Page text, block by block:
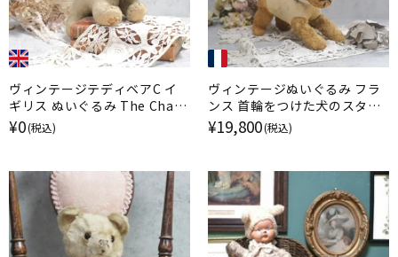
ヴィンテージテディベアC イ
ギリス ぬいぐるみ The Chad
Valley Company
¥0(税込)
ヴィンテージぬいぐるみ フラ
ンス 首輪をつけた犬のスタッ
フドトイ
¥19,800(税込)